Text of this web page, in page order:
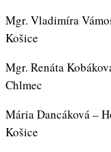
Mgr. Vladimíra
Košice
Mgr. Renáta
Chlmec
Mária Dancáková –
Košice